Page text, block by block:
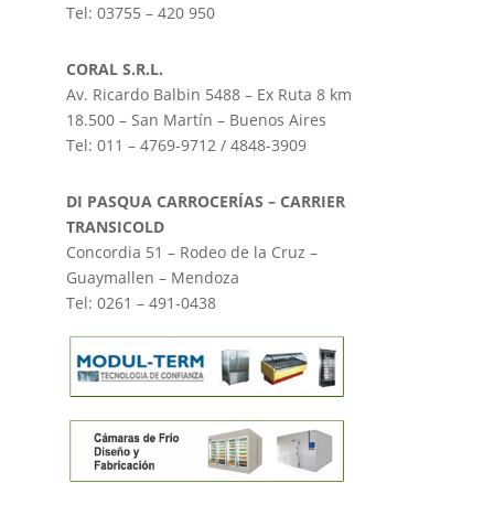
Tel: 03755 – 420 950
CORAL S.R.L.
Av. Ricardo Balbin 5488 – Ex Ruta 8 km
18.500 – San Martín – Buenos Aires
Tel: 011 – 4769-9712 / 4848-3909
DI PASQUA CARROCERÍAS – CARRIER
TRANSICOLD
Concordia 51 – Rodeo de la Cruz –
Guaymallen – Mendoza
Tel: 0261 – 491-0438